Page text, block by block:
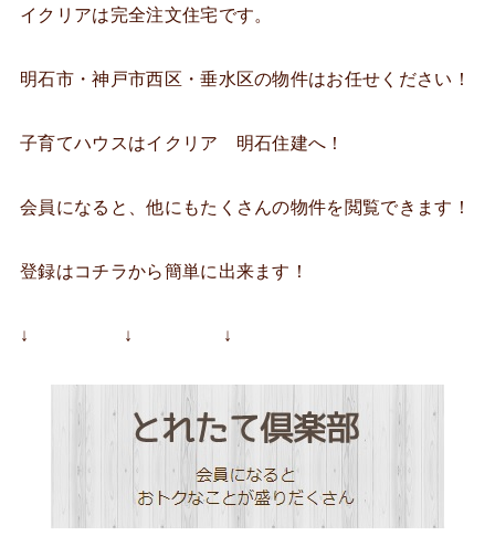
イクリアは完全注文住宅です。
明石市・神戸市西区・垂水区の物件はお任せください！
子育てハウスはイクリア 明石住建へ！
会員になると、他にもたくさんの物件を閲覧できます！
登録はコチラから簡単に出来ます！
↓ ↓ ↓